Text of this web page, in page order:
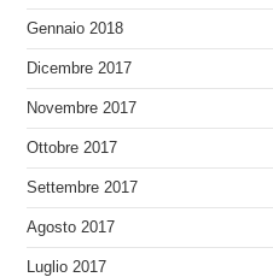
Gennaio 2018
Dicembre 2017
Novembre 2017
Ottobre 2017
Settembre 2017
Agosto 2017
Luglio 2017